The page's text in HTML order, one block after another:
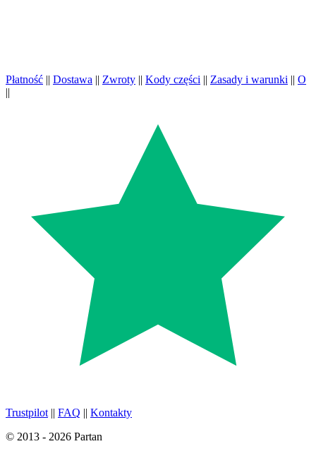
Płatność || Dostawa || Zwroty || Kody części || Zasady i warunki || O
||
Trustpilot || FAQ || Kontakty
© 2013 - 2026 Partan